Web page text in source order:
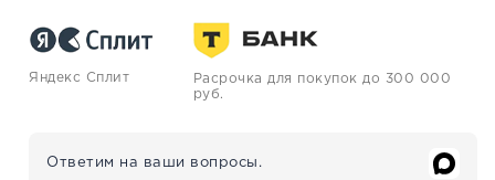
Яндекс Сплит
Расрочка для покупок до 300 000
руб.
Ответим на ваши вопросы.